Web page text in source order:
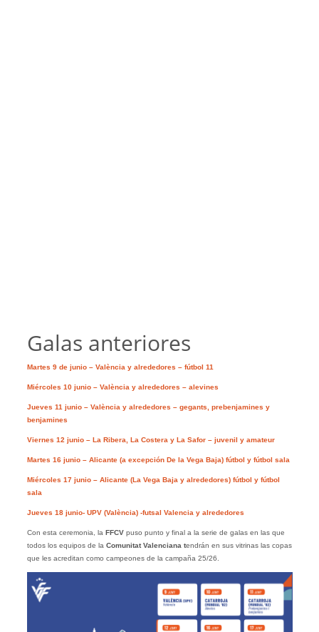
Galas anteriores
Martes 9 de junio – València y alrededores – fútbol 11
Miércoles 10 junio – València y alrededores – alevines
Jueves 11 junio – València y alrededores – gegants, prebenjamines y
benjamines
Viernes 12 junio – La Ribera, La Costera y La Safor – juvenil y amateur
Martes 16 junio – Alicante (a excepción De la Vega Baja) fútbol y fútbol sala
Miércoles 17 junio – Alicante (La Vega Baja y alrededores) fútbol y fútbol
sala
Jueves 18 junio- UPV (València) -futsal Valencia y alrededores
Con esta ceremonia, la FFCVpuso punto y final a la serie de galas en las que
todos los equipos de la Comunitat Valenciana tendrán en sus vitrinas las copas
que les acreditan como campeones de la campaña 25/26.